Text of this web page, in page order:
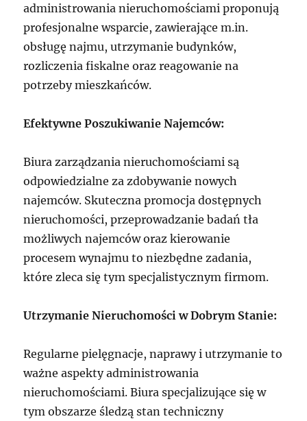
administrowania nieruchomościami proponują
profesjonalne wsparcie, zawierające m.in.
obsługę najmu, utrzymanie budynków,
rozliczenia fiskalne oraz reagowanie na
potrzeby mieszkańców.
Efektywne Poszukiwanie Najemców:
Biura zarządzania nieruchomościami są
odpowiedzialne za zdobywanie nowych
najemców. Skuteczna promocja dostępnych
nieruchomości, przeprowadzanie badań tła
możliwych najemców oraz kierowanie
procesem wynajmu to niezbędne zadania,
które zleca się tym specjalistycznym firmom.
Utrzymanie Nieruchomości w Dobrym Stanie:
Regularne pielęgnacje, naprawy i utrzymanie to
ważne aspekty administrowania
nieruchomościami. Biura specjalizujące się w
tym obszarze śledzą stan techniczny